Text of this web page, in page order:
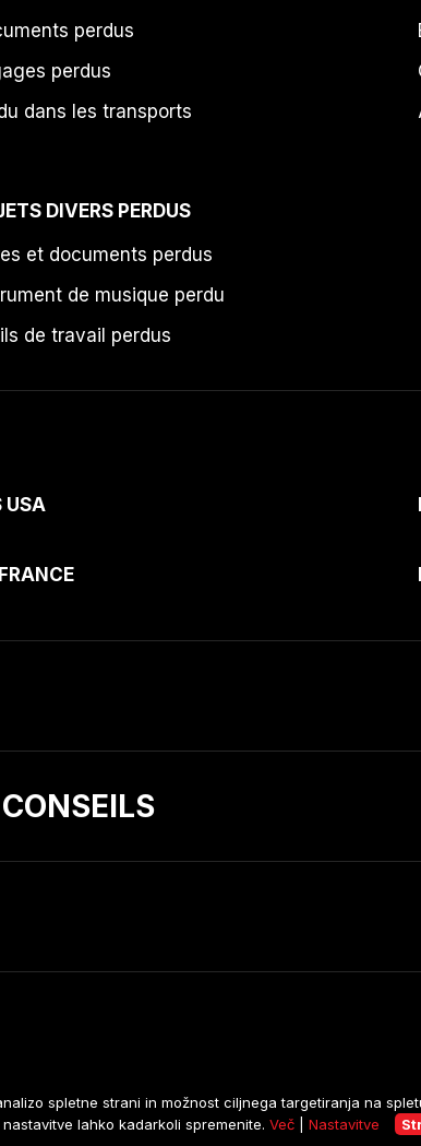
perdus
perdus
dans les transports
DIVERS PERDUS
et documents perdus
de musique perdu
de travail perdus
USA
À propos des cookies
spletne strani in možnost ciljnega targetiranja na
lahko kadarkoli spremenite. Več| Nastavitve